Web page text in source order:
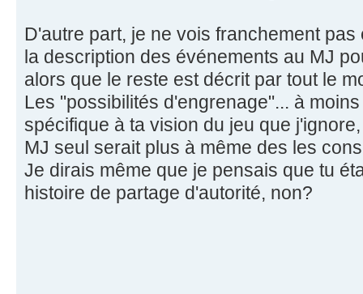
D'autre part, je ne vois franchement
la description des événements au MJ
alors que le reste est décrit par tout le
Les "possibilités d'engrenage"... à
spécifique à ta vision du jeu que
MJ seul serait plus à même des les
Je dirais même que je pensais que tu
histoire de partage d'autorité, non?